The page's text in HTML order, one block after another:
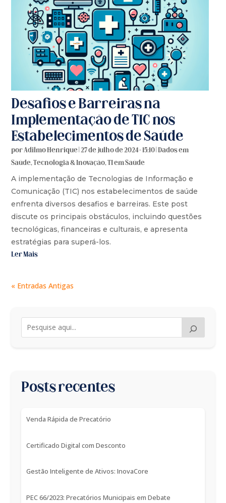
Desafios e Barreiras na
Implementação de TIC nos
Estabelecimentos de Saúde
porAdilmo Henrique |27 de julho de 2024 - 15:10 |Dados em
Saúde,Tecnologia & Inovação,TI em Saúde
A implementação de Tecnologias de Informação e
Comunicação (TIC) nos estabelecimentos de saúde
enfrenta diversos desafios e barreiras. Este post
discute os principais obstáculos, incluindo questões
tecnológicas, financeiras e culturais, e apresenta
estratégias para superá-los.
Ler Mais
« Entradas Antigas
Posts recentes
Venda Rápida de Precatório
Certificado Digital com Desconto
Gestão Inteligente de Ativos: InovaCore
PEC 66/2023: Precatórios Municipais em Debate